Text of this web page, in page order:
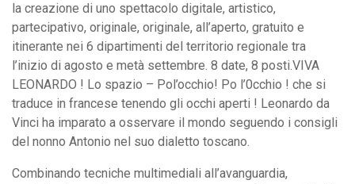
la creazione di uno spettacolo digitale, artistico,
partecipativo, originale, originale, all’aperto, gratuito e
itinerante nei 6 dipartimenti del territorio regionale tra
l’inizio di agosto e metà settembre. 8 date, 8 posti.VIVA
LEONARDO ! Lo spazio – Pol’occhio! Po l’0cchio ! che si
traduce in francese tenendo gli occhi aperti ! Leonardo da
Vinci ha imparato a osservare il mondo seguendo i consigli
del nonno Antonio nel suo dialetto toscano.
Combinando tecniche multimediali all’avanguardia,